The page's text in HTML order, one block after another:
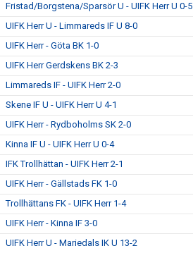
Fristad/Borgstena/Sparsör U - UIFK Herr U 0-5
UIFK Herr U - Limmareds IF U 8-0
UIFK Herr - Göta BK 1-0
UIFK Herr Gerdskens BK 2-3
Limmareds IF - UIFK Herr 2-0
Skene IF U - UIFK Herr U 4-1
UIFK Herr - Rydboholms SK 2-0
Kinna IF U - UIFK Herr U 0-4
IFK Trollhättan - UIFK Herr 2-1
UIFK Herr - Gällstads FK 1-0
Trollhättans FK - UIFK Herr 1-4
UIFK Herr - Kinna IF 3-0
UIFK Herr U - Mariedals IK U 13-2